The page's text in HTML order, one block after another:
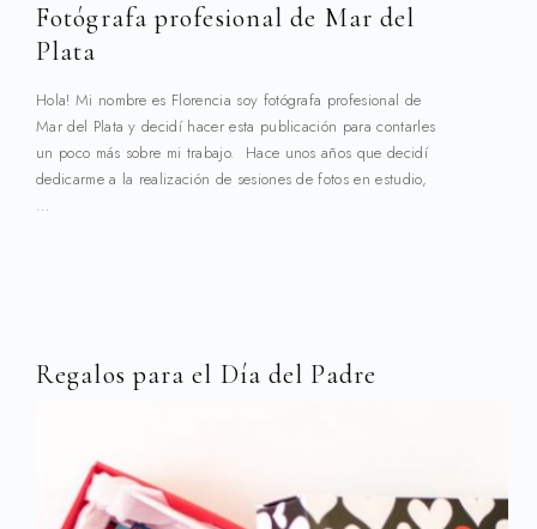
Fotógrafa profesional de Mar del
Plata
Hola! Mi nombre es Florencia soy fotógrafa profesional de
Mar del Plata y decidí hacer esta publicación para contarles
un poco más sobre mi trabajo. Hace unos años que decidí
dedicarme a la realización de sesiones de fotos en estudio,
…
Regalos para el Día del Padre